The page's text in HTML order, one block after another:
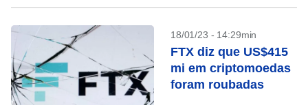
18/01/23 - 14:29min
FTX diz que US$415
mi em criptomoedas
foram roubadas